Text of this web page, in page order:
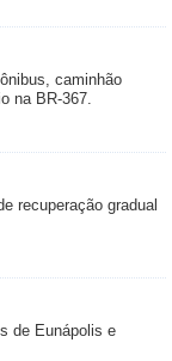
caminhão
na BR-367.
recuperação gradual
de Eunápolis e